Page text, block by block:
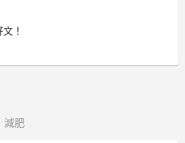
！
減肥